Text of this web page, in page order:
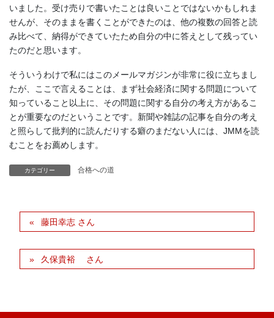
いました。受け売りで書いたことは良いことではないかもしれま
せんが、そのままを書くことができたのは、他の複数の回答と読
み比べて、納得ができていたため自分の中に答えとして残ってい
たのだと思います。
そういうわけで私にはこのメールマガジンが非常に役に立ちまし
たが、ここで言えることは、まず社会経済に関する問題について
知っていること以上に、その問題に関する自分の考え方があるこ
とが重要なのだということです。新聞や雑誌の記事を自分の考え
と照らして批判的に読んだりする癖のまだない人には、JMMを読
むことをお薦めします。
カテゴリー 合格への道
藤田幸志 さん
久保貴裕 さん